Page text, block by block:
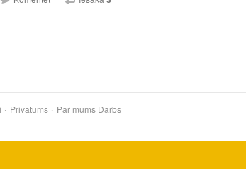
Privātums Par mums Darbs